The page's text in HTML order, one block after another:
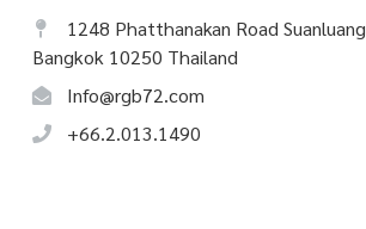
1248 Phatthanakan Road
Bangkok 10250 Thailand
Info@rgb72.com
+66.2.013.1490